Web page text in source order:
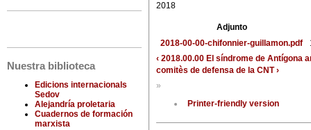
Nuestra biblioteca
Edicions internacionals
Sedov
Alejandría proletaria
Cuadernos de formación
marxista
2018
Adjunto
2018-00-00-chifonnier-guillamon.pdf
‹ 2018.00.00 El síndrome de Antígona
comitès de defensa de la CNT ›
»
Printer-friendly version